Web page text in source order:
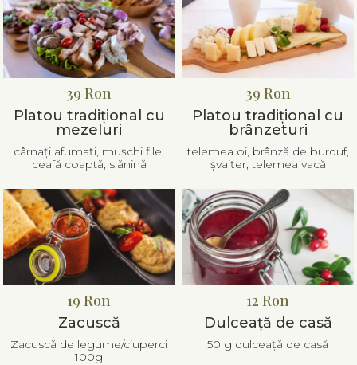
39 Ron
Platou tradițional cu
mezeluri
cârnați afumați, mușchi file,
ceafă coaptă, slănină
19 Ron
Zacuscă
Zacuscă de legume/ciuperci
100g
39 Ron
Platou tradițional cu
brânzeturi
telemea oi, brânză de burduf,
șvaițer, telemea vacă
12 Ron
Dulceață de casă
50 g dulceață de casă